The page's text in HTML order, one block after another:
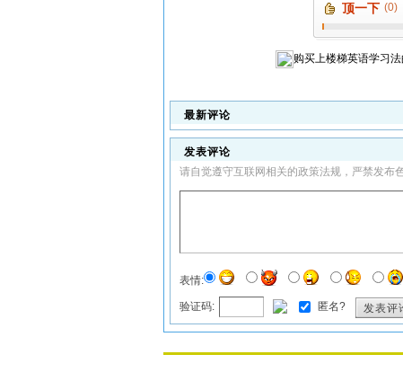
顶一下 (0)
购买上楼梯英语学习法
最新评论
发表评论
请自觉遵守互联网相关的政策法规，严禁发布
表情:
验证码: 匿名? 发表评